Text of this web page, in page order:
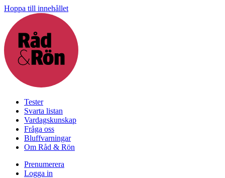
Hoppa till innehållet
Tester
Svarta listan
Vardagskunskap
Fråga oss
Bluffvarningar
Om Råd & Rön
Prenumerera
Logga in